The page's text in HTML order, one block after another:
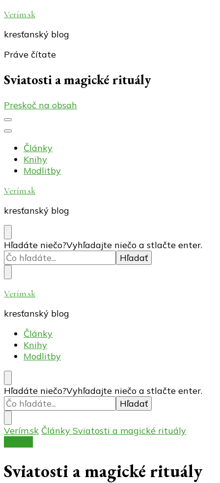
Verím.sk
kresťanský blog
Práve čítate
Sviatosti a magické rituály
Preskoč na obsah
Články
Knihy
Modlitby
Verím.sk
kresťanský blog
Hľadáte niečo?Vyhľadajte niečo a stlačte enter.
Verím.sk
kresťanský blog
Články
Knihy
Modlitby
Hľadáte niečo?Vyhľadajte niečo a stlačte enter.
Verím.sk Články Sviatosti a magické rituály
Sviatosti a magické rituály